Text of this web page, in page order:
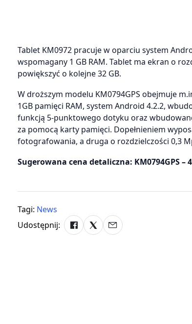
Tablet KM0972 pracuje w oparciu system
wspomagany 1 GB RAM. Tablet ma ekran o
powiększyć o kolejne 32 GB.
W droższym modelu KM0794GPS obejmuje
1GB pamięci RAM, system Android 4.2.2,
funkcją 5-punktowego dotyku oraz
za pomocą karty pamięci. Dopełnieniem
fotografowania, a druga o rozdzielczości 0,3
Sugerowana cena detaliczna: KM0794GPS –
Tagi: News
Udostępnij: